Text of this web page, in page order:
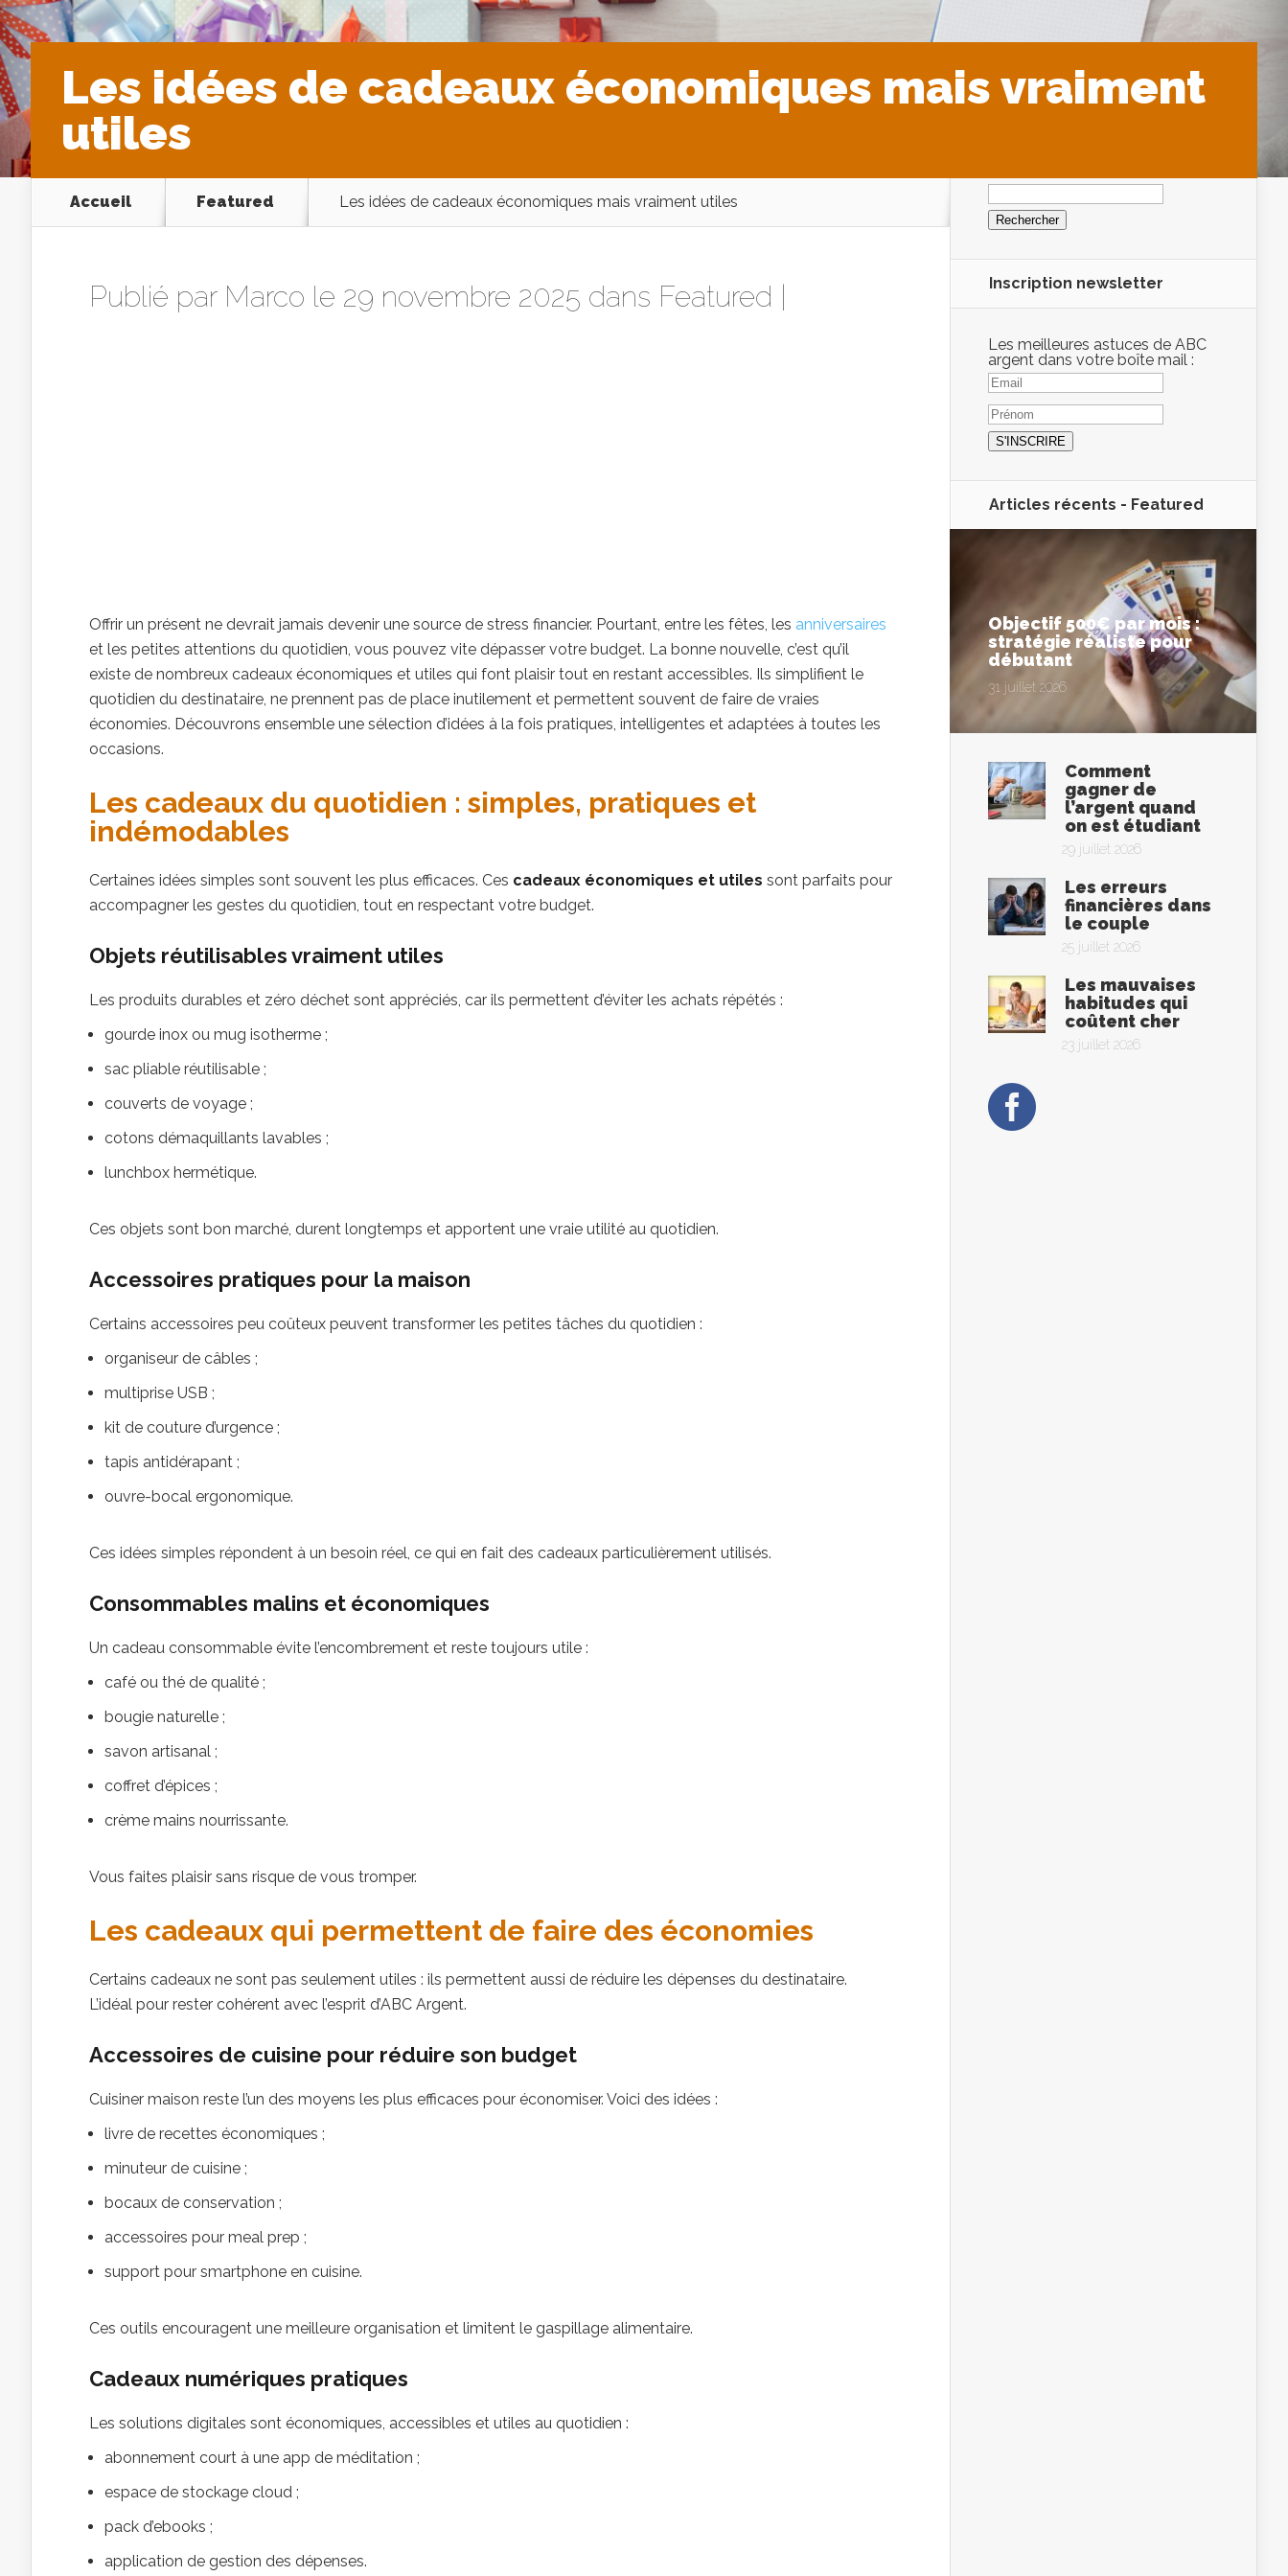
Les idées de cadeaux économiques mais vraiment
utiles
Accueil Featured Les idées de cadeaux économiques mais vraiment utiles
Publié par Marco le 29 novembre 2025 dans Featured
Offrir un présent ne devrait jamais devenir une source de stress financier. Pourtant, entre les fêtes, les anniversaires
et les petites attentions du quotidien, vous pouvez vite dépasser votre budget. La bonne nouvelle, c’est qu’il
existe de nombreux cadeaux économiques et utiles qui font plaisir tout en restant accessibles. Ils simplifient le
quotidien du destinataire, ne prennent pas de place inutilement et permettent souvent de faire de vraies
économies. Découvrons ensemble une sélection d’idées à la fois pratiques, intelligentes et adaptées à toutes les
occasions.
Les cadeaux du quotidien : simples, pratiques et
indémodables
Certaines idées simples sont souvent les plus efficaces. Ces cadeaux économiques et utiles sont parfaits pour
accompagner les gestes du quotidien, tout en respectant votre budget.
Objets réutilisables vraiment utiles
Les produits durables et zéro déchet sont appréciés, car ils permettent d’éviter les achats répétés :
gourde inox ou mug isotherme ;
sac pliable réutilisable ;
couverts de voyage ;
cotons démaquillants lavables ;
lunchbox hermétique.
Ces objets sont bon marché, durent longtemps et apportent une vraie utilité au quotidien.
Accessoires pratiques pour la maison
Certains accessoires peu coûteux peuvent transformer les petites tâches du quotidien :
organiseur de câbles ;
multiprise USB ;
kit de couture d’urgence ;
tapis antidérapant ;
ouvre-bocal ergonomique.
Ces idées simples répondent à un besoin réel, ce qui en fait des cadeaux particulièrement utilisés.
Consommables malins et économiques
Un cadeau consommable évite l’encombrement et reste toujours utile :
café ou thé de qualité ;
bougie naturelle ;
savon artisanal ;
coffret d’épices ;
crème mains nourrissante.
Vous faites plaisir sans risque de vous tromper.
Les cadeaux qui permettent de faire des économies
Certains cadeaux ne sont pas seulement utiles : ils permettent aussi de réduire les dépenses du destinataire.
L’idéal pour rester cohérent avec l’esprit d’ABC Argent.
Accessoires de cuisine pour réduire son budget
Cuisiner maison reste l’un des moyens les plus efficaces pour économiser. Voici des idées :
livre de recettes économiques ;
minuteur de cuisine ;
bocaux de conservation ;
accessoires pour meal prep ;
support pour smartphone en cuisine.
Ces outils encouragent une meilleure organisation et limitent le gaspillage alimentaire.
Cadeaux numériques pratiques
Les solutions digitales sont économiques, accessibles et utiles au quotidien :
abonnement court à une app de méditation ;
espace de stockage cloud ;
pack d’ebooks ;
application de gestion des dépenses.
Rechercher :
Inscription newsletter
Les meilleures astuces de ABC
argent dans votre boîte mail :
Articles récents - Featured
Objectif 500€ par mois :
stratégie réaliste pour
débutant
31 juillet 2026
Comment
gagner de
l’argent quand
on est étudiant
29 juillet 2026
Les erreurs
financières dans
le couple
25 juillet 2026
Les mauvaises
habitudes qui
coûtent cher
23 juillet 2026